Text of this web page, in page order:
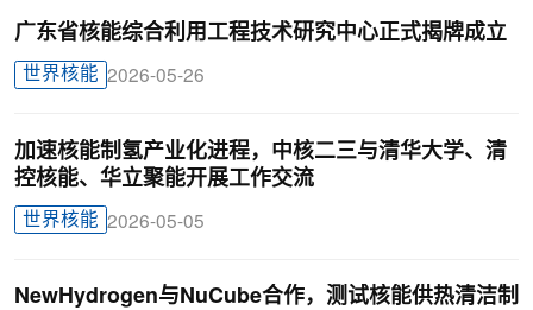
广东省核能综合利用工程技术研究中心正式揭牌成立
世界核能 2026-05-26
加速核能制氢产业化进程，中核二三与清华大学、清
控核能、华立聚能开展工作交流
世界核能 2026-05-05
NewHydrogen与NuCube合作，测试核能供热清洁制